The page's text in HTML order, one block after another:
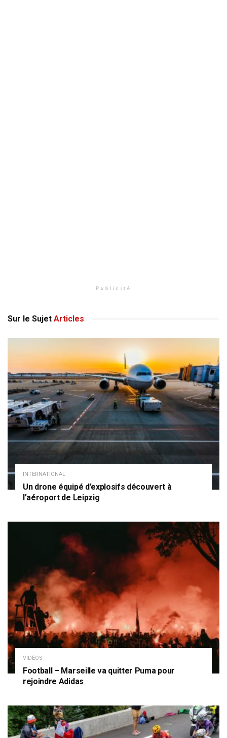
Publicité
Sur le Sujet Articles
INTERNATIONAL
Un drone équipé d’explosifs découvert à
l’aéroport de Leipzig
VIDÉOS
Football – Marseille va quitter Puma pour
rejoindre Adidas